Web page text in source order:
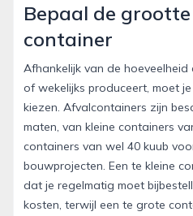
Bepaal de
container
Afhankelijk van de
of wekelijks produceert, moet
kiezen. Afvalcontainers zijn
maten, van kleine containers
containers van wel 40 kuub
bouwprojecten. Een te kleine
dat je regelmatig moet
kosten, terwijl een te grote